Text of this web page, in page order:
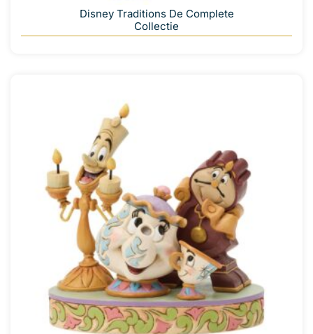
Disney Traditions De Complete
Collectie